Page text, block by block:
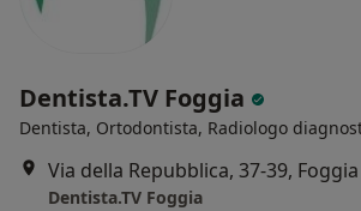
Dentista.TV Foggia
Dentista, Ortodontista, Radiologo
Via della Repubblica, 37-39, Foggia
Dentista.TV Foggia